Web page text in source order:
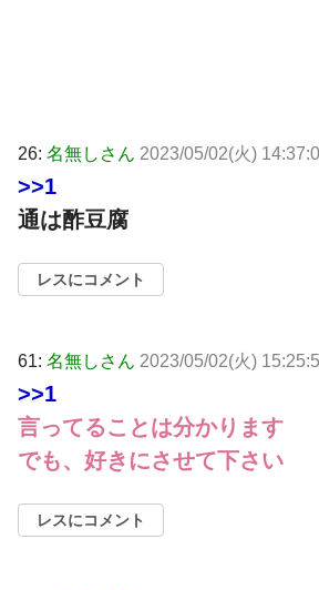
26: 名無しさん 2023/05/02(火)
>>1
通は酢豆腐
レスにコメント
61: 名無しさん 2023/05/02(火)
>>1
言ってることは分かります
でも、好きにさせて下さい
レスにコメント